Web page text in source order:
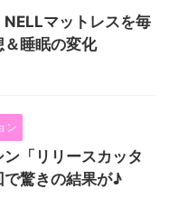
NELLマットレスを毎
＆睡眠の変化
ン
「リリースカッタ
で驚きの結果が♪